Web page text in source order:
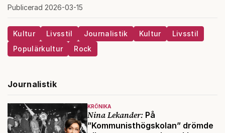
Publicerad 2026-03-15
Kultur Livsstil Journalistik Kultur
Livsstil
Populärkultur
Rock
Journalistik
KRÖNIKA
Nina Lekander: På
”Kommunisthögskolan” drömde